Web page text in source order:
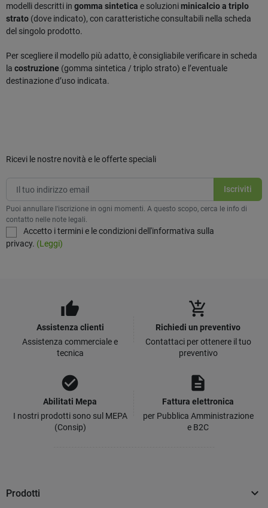
modelli descritti in gomma sintetica e soluzioniminicalcio a triplo
strato (dove indicato), con caratteristiche consultabili nella scheda
del singolo prodotto.
Per scegliere il modello più adatto, è consigliabile verificare in scheda
la costruzione (gomma sintetica / triplo strato) e l’eventuale
destinazione d’uso indicata.
Ricevi le nostre novità e le offerte speciali
Puoi annullare l'iscrizione in ogni momenti. A questo scopo, cerca le info di
contatto nelle note legali.
Accetto i termini e le condizioni dell'informativa sulla
privacy. (Leggi)
thumb_up
Assistenza clienti
Assistenza commerciale e
tecnica
add_shopping_cart
Richiedi un preventivo
Contattaci per ottenere il tuo
preventivo
check_circle
Abilitati Mepa
I nostri prodotti sono sul MEPA
(Consip)
description
Fattura elettronica
per Pubblica Amministrazione
e B2C
Prodotti 